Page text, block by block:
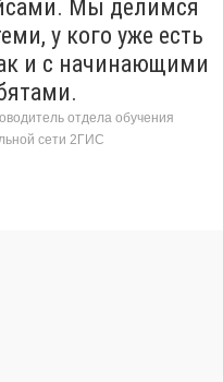
Мы делимся
у кого уже есть
и с начинающими
отдела обучения
сети 2ГИС